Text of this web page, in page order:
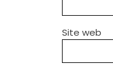
Site web